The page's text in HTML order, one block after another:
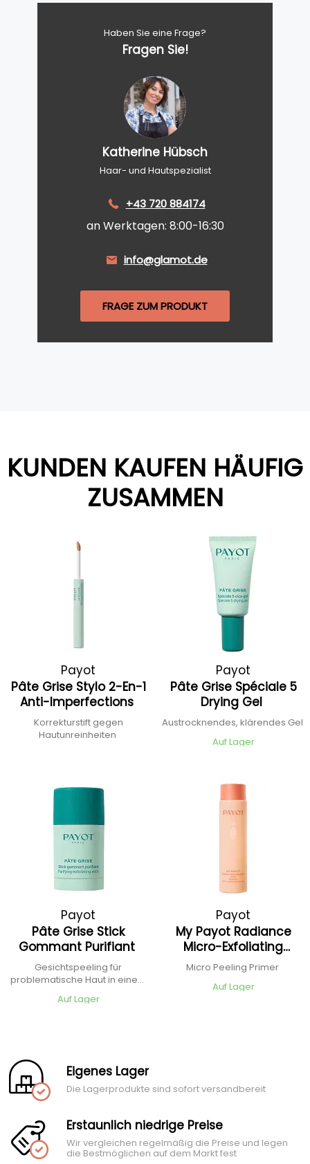
Haben Sie eine Frage?
Fragen Sie!
Katherine Hübsch
Haar- und Hautspezialist
+43 720 884174
an Werktagen: 8:00-16:30
info@glamot.de
FRAGE ZUM PRODUKT
KUNDEN KAUFEN HÄUFIG
ZUSAMMEN
Payot
Pâte Grise Stylo 2-En-1
Anti-Imperfections
Korrekturstift gegen
Hautunreinheiten
Payot
Pâte Grise Spéciale 5
Drying Gel
Austrocknendes, klärendes Gel
Auf Lager
Payot
Pâte Grise Stick
Gommant Purifiant
Gesichtspeeling für
problematische Haut in einem
Auf Lager
Payot
My Payot Radiance
Micro-Exfoliating
Essence
Micro Peeling Primer
Auf Lager
Eigenes Lager
Die Lagerprodukte sind sofort versandbereit
Erstaunlich niedrige Preise
Wir vergleichen regelmäßig die Preise und legen
die Bestmöglichen auf dem Markt fest